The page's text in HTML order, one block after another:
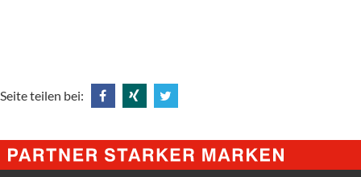
Seite teilen bei:
@
Facebook
@
Xing
@
Twitter